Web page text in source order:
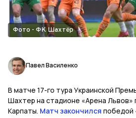
Фото - ФК Шахтёр
Павел Василенко
В матче 17-го тура Украинской
Шахтер на стадионе «Арена Львов»
Карпаты. Матч закончился победой